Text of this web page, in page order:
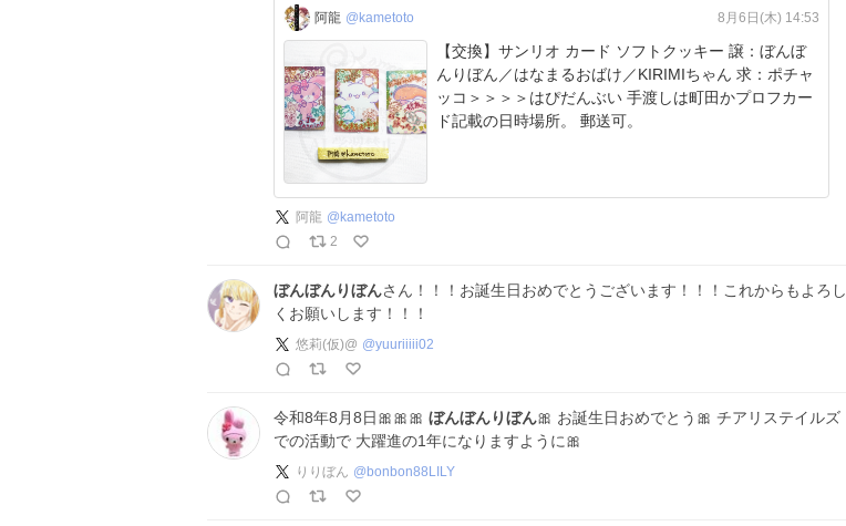
阿龍 @kametoto 8月6日(木) 14:53
【交換】サンリオ カード ソフトクッキー 譲：ぼんぼ
んりぼん／はなまるおばけ／KIRIMIちゃん 求：ポチャ
ッコ＞＞＞＞はぴだんぶい 手渡しは町田かプロフカー
ド記載の日時場所。 郵送可。
阿龍 @ kametoto
2
ぼんぼんりぼんさん！！！お誕生日おめでとうございます！！！これからもよろし
くお願いします！！！
悠莉(仮)@ @yuuriiiii02
令和8年8月8日🎀🎀🎀 ぼんぼんりぼん🎀 お誕生日おめでとう🎀 チアリステイルズ
での活動で 大躍進の1年になりますように🎀
りりぼん @ bonbon88LILY